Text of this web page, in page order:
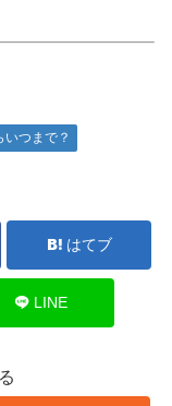
つまで？
はてブ
LINE